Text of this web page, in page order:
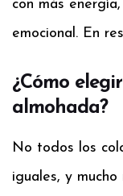
con más
emocional. En
¿Cómo
almohada?
No todos los
iguales, y